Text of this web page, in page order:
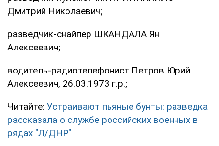
Дмитрий Николаевич;
разведчик-снайпер ШКАНДАЛА Ян
Алексеевич;
водитель-радиотелефонист Петров Юрий
Алексеевич, 26.03.1973 г.р.;
Читайте: Устраивают пьяные бунты: разведка
рассказала о службе российских военных в
рядах "Л/ДНР"